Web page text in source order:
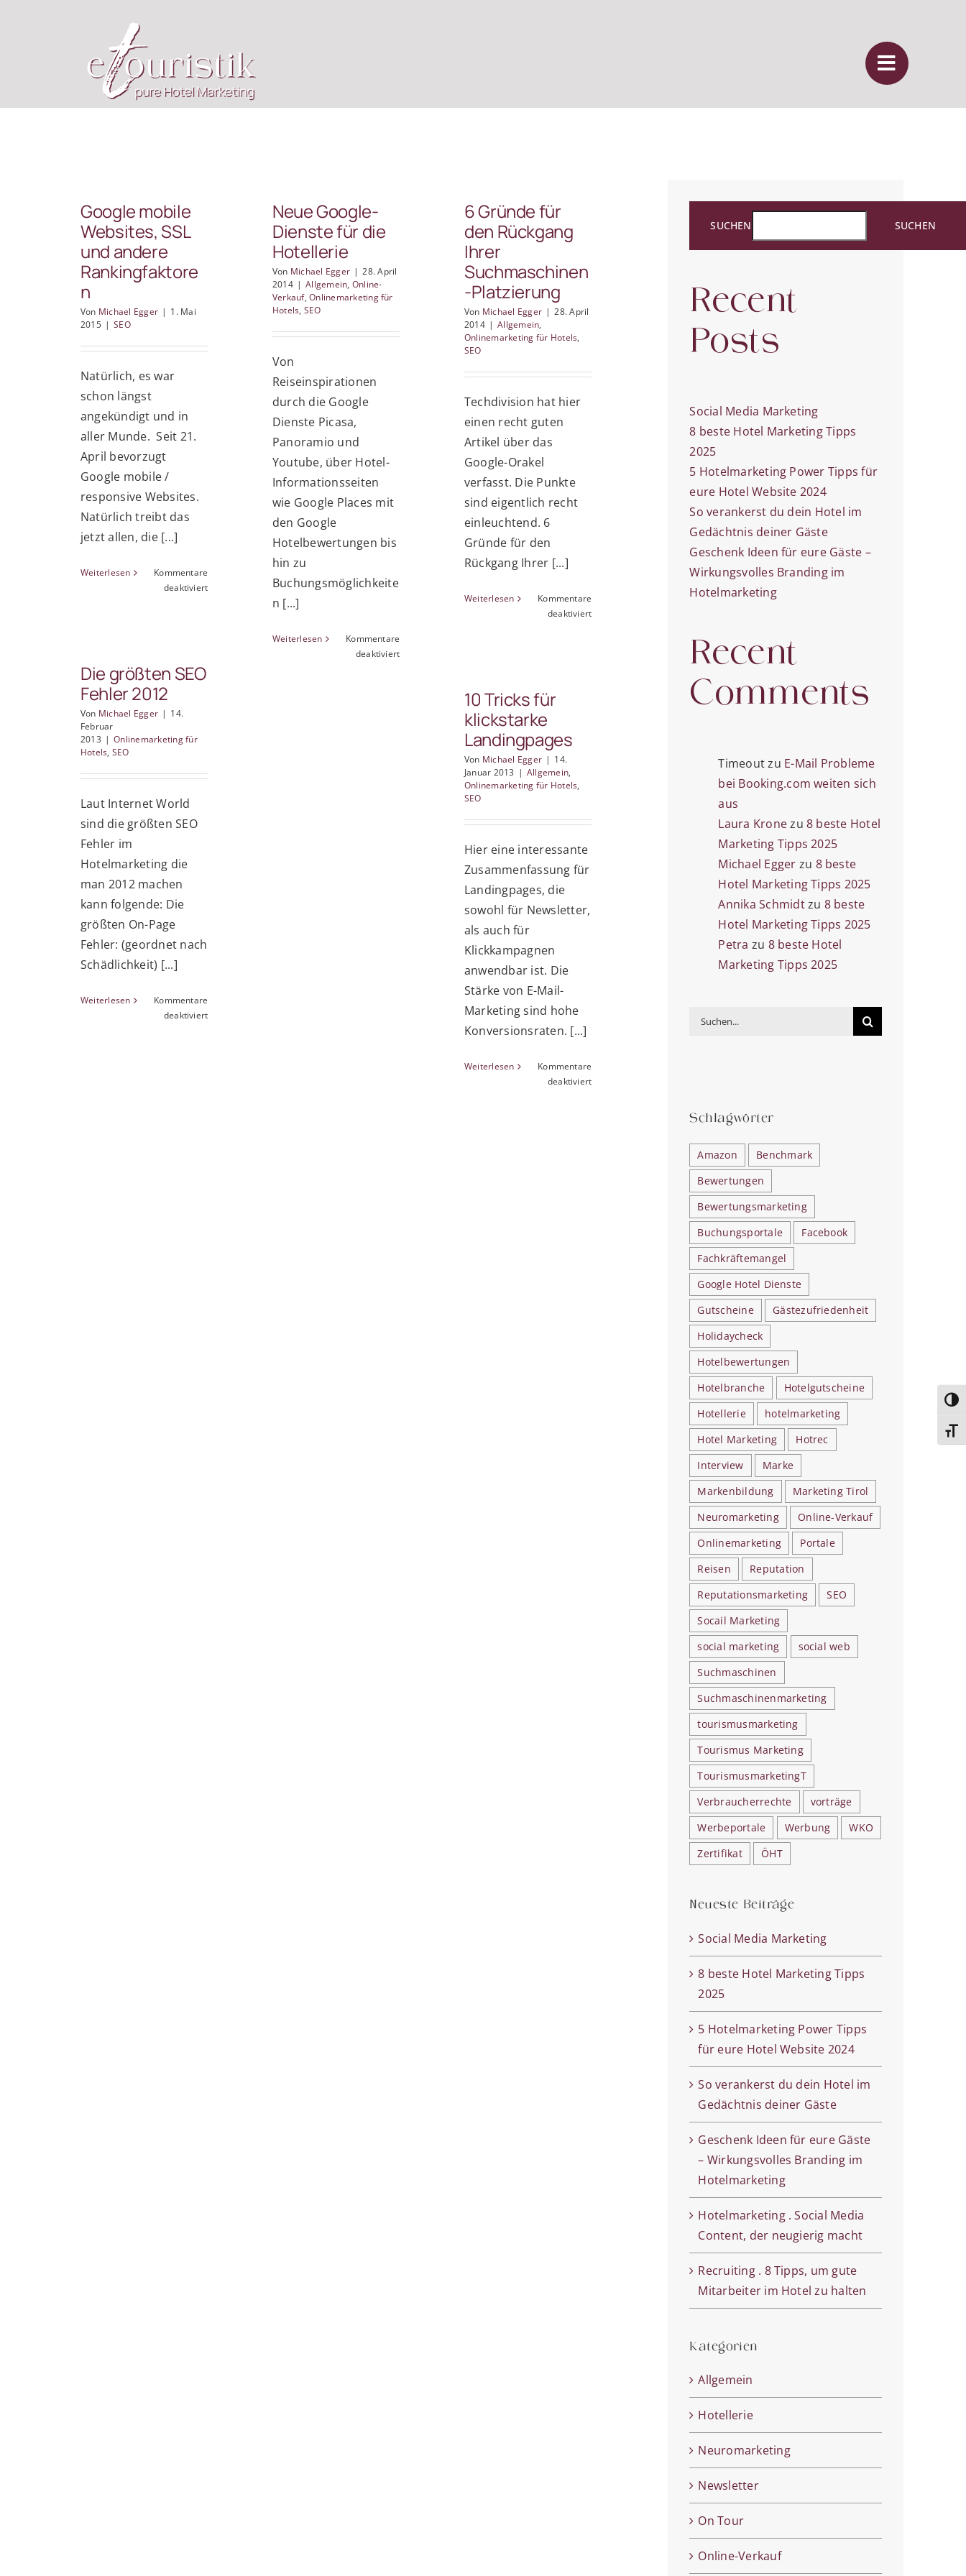
Google mobile
Websites, SSL
und andere
Rankingfaktore
n
Von Michael Egger | 1. Mai
2015 | SEO
Natürlich, es war
schon längst
angekündigt und in
aller Munde. Seit 21.
April bevorzugt
Google mobile /
responsive Websites.
Natürlich treibt das
jetzt allen, die [...]
Weiterlesen
Kommentare
deaktiviertfür
Neue Google-
Dienste für die
Hotellerie
Von Michael Egger | 28. April
2014 | Allgemein, Online-
Verkauf,Onlinemarketing für
Hotels, SEO
Von
Reiseinspirationen
durch die Google
Dienste Picasa,
Panoramio und
Youtube, über Hotel-
Informationsseiten
wie Google Places mit
den Google
Hotelbewertungen bis
hin zu
Buchungsmöglichkeite
n [...]
Weiterlesen
Kommentare
deaktiviertfür
6 Gründe für
den Rückgang
Ihrer
Suchmaschinen
-Platzierung
Von Michael Egger | 28. April
2014 | Allgemein,
Onlinemarketing für Hotels,
SEO
Techdivision hat hier
einen recht guten
Artikel über das
Google-Orakel
verfasst. Die Punkte
sind eigentlich recht
einleuchtend. 6
Gründe für den
Rückgang Ihrer [...]
Weiterlesen
Kommentare
deaktiviertfür
Die größten SEO
Fehler 2012
Von Michael Egger | 14.
Februar
2013 | Onlinemarketing für
Hotels, SEO
Laut Internet World
sind die größten SEO
Fehler im
Hotelmarketing die
man 2012 machen
kann folgende: Die
größten On-Page
Fehler: (geordnet nach
Schädlichkeit) [...]
Weiterlesen
Kommentare
deaktiviertfür
10 Tricks für
klickstarke
Landingpages
Von Michael Egger | 14.
Januar 2013 | Allgemein,
Onlinemarketing für Hotels,
SEO
Hier eine interessante
Zusammenfassung für
Landingpages, die
sowohl für Newsletter,
als auch für
Klickkampagnen
anwendbar ist. Die
Stärke von E-Mail-
Marketing sind hohe
Konversionsraten. [...]
Weiterlesen
Kommentare
deaktiviertfür
SUCHEN SUCHEN
Recent
Posts
Social Media Marketing
8 beste Hotel Marketing Tipps
2025
5 Hotelmarketing Power Tipps für
eure Hotel Website 2024
So verankerst du dein Hotel im
Gedächtnis deiner Gäste
Geschenk Ideen für eure Gäste –
Wirkungsvolles Branding im
Hotelmarketing
Recent
Comments
Timeoutzu E-Mail Probleme
bei Booking.com weiten sich
aus
Laura Kronezu8 beste Hotel
Marketing Tipps 2025
Michael Egger zu 8 beste
Hotel Marketing Tipps 2025
Annika Schmidtzu 8 beste
Hotel Marketing Tipps 2025
Petra zu 8 beste Hotel
Marketing Tipps 2025
Suche
Schlagwörter
Amazon
Benchmark
Bewertungen
Bewertungsmarketing
Buchungsportale
Facebook
Fachkräftemangel
Google Hotel Dienste
Gutscheine
Gästezufriedenheit
Holidaycheck
Hotelbewertungen
Hotelbranche
Hotelgutscheine
Hotellerie
hotelmarketing
Hotel Marketing
Hotrec
Interview
Marke
Markenbildung
Marketing Tirol
Neuromarketing
Online-Verkauf
Onlinemarketing
Portale
Reisen
Reputation
Reputationsmarketing
SEO
Socail Marketing
social marketing
social web
Suchmaschinen
Suchmaschinenmarketing
tourismusmarketing
Tourismus Marketing
TourismusmarketingT
Verbraucherrechte
vorträge
Werbeportale
Werbung
WKO
Zertifikat
ÖHT
Neueste Beiträge
Social Media Marketing
8 beste Hotel Marketing Tipps
2025
5 Hotelmarketing Power Tipps
für eure Hotel Website 2024
So verankerst du dein Hotel im
Gedächtnis deiner Gäste
Geschenk Ideen für eure Gäste
– Wirkungsvolles Branding im
Hotelmarketing
Hotelmarketing . Social Media
Content, der neugierig macht
Recruiting . 8 Tipps, um gute
Mitarbeiter im Hotel zu halten
Kategorien
Allgemein
Hotellerie
Neuromarketing
Newsletter
On Tour
Online-Verkauf